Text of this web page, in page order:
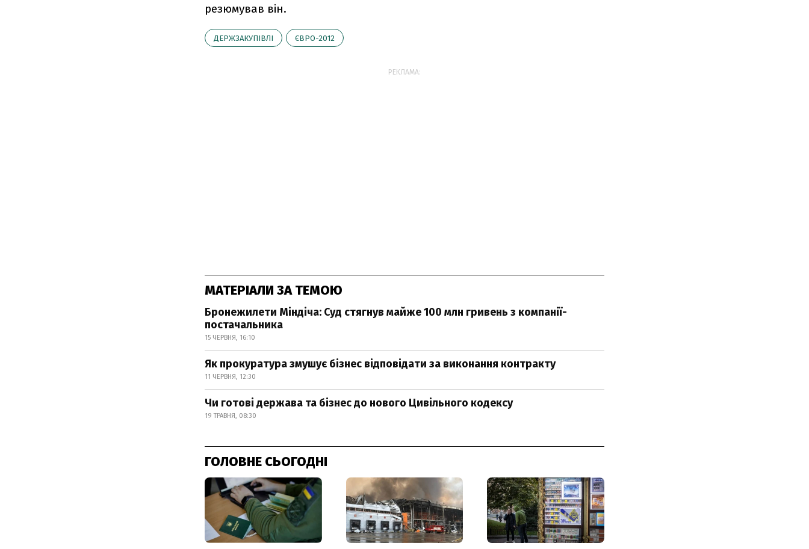
резюмував він.
ДЕРЖЗАКУПІВЛІ ЄВРО-2012
РЕКЛАМА:
МАТЕРІАЛИ ЗА ТЕМОЮ
Бронежилети Міндіча: Суд стягнув майже 100 млн гривень з компанії-
постачальника
15 ЧЕРВНЯ, 16:10
Як прокуратура змушує бізнес відповідати за виконання контракту
11 ЧЕРВНЯ, 12:30
Чи готові держава та бізнес до нового Цивільного кодексу
19 ТРАВНЯ, 08:30
ГОЛОВНЕ СЬОГОДНІ